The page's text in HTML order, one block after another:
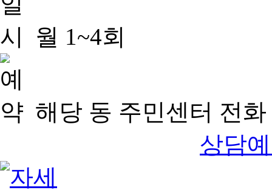
월 1~4회
해당 동 주민센터 전
상담